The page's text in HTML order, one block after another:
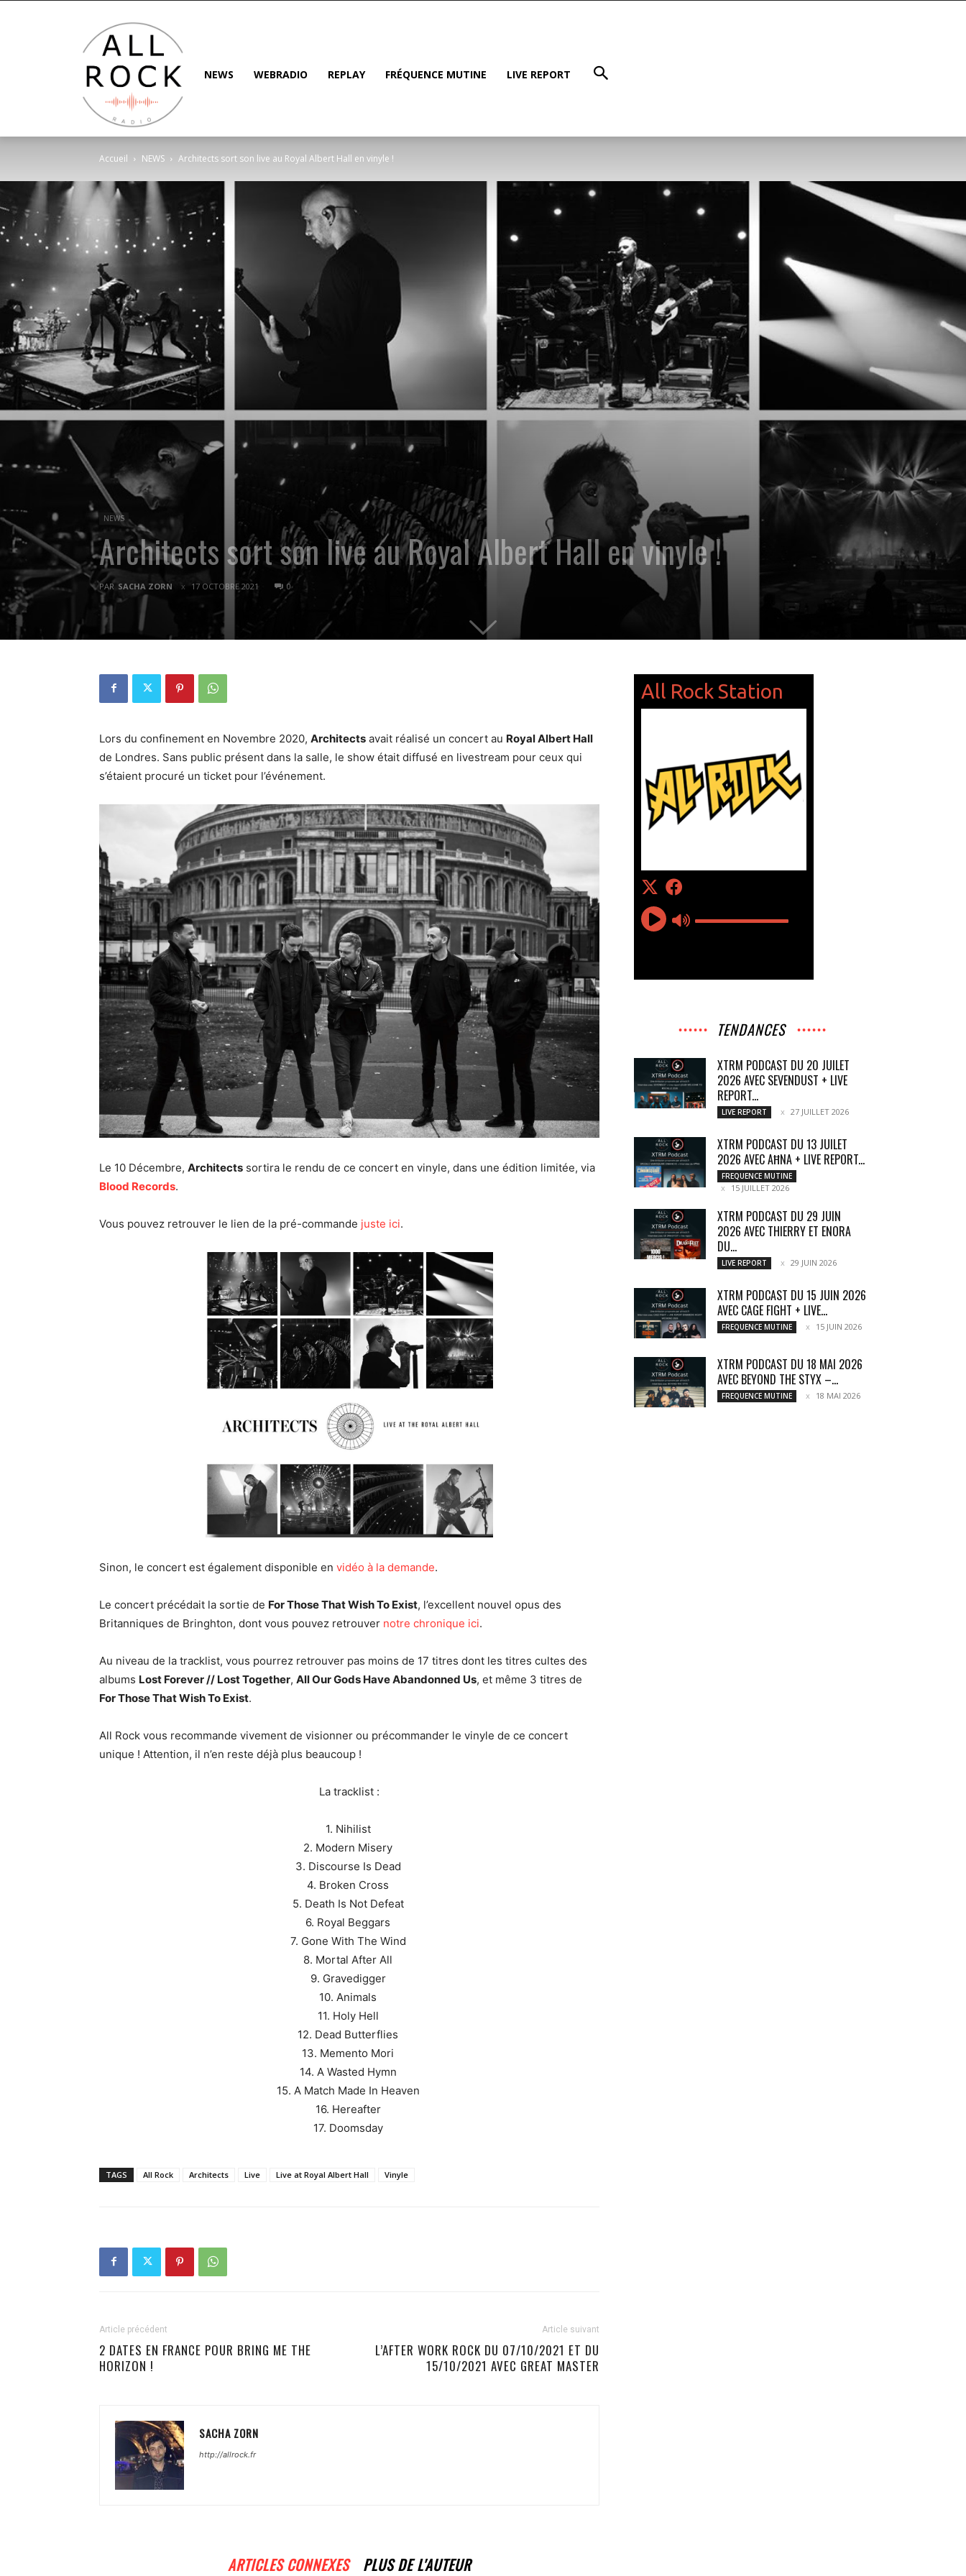
NEWS WEBRADIO REPLAY FRÉQUENCE MUTINE LIVE REPORT
Accueil NEWS Architects sort son live au Royal Albert Hall en vinyle !
NEWS
Architects sort son live au Royal Albert Hall en vinyle !
PAR SACHA ZORN 17 OCTOBRE 2021 0
Lors du confinement en Novembre 2020, Architects avait réalisé un concert au Royal Albert Hall
de Londres. Sans public présent dans la salle, le show était diffusé en livestream pour ceux qui
s’étaient procuré un ticket pour l’événement.
Le 10 Décembre, Architects sortira le rendu de ce concert en vinyle, dans une édition limitée, via
Blood Records.
Vous pouvez retrouver le lien de la pré-commande juste ici.
Sinon, le concert est également disponible en vidéo à la demande.
Le concert précédait la sortie de For Those That Wish To Exist, l’excellent nouvel opus des
Britanniques de Bringhton, dont vous pouvez retrouver notre chronique ici.
Au niveau de la tracklist, vous pourrez retrouver pas moins de 17 titres dont les titres cultes des
albums Lost Forever // Lost Together, All Our Gods Have Abandonned Us, et même 3 titres de
For Those That Wish To Exist.
All Rock vous recommande vivement de visionner ou précommander le vinyle de ce concert
unique ! Attention, il n’en reste déjà plus beaucoup !
La tracklist :
1. Nihilist
2. Modern Misery
3. Discourse Is Dead
4. Broken Cross
5. Death Is Not Defeat
6. Royal Beggars
7. Gone With The Wind
8. Mortal After All
9. Gravedigger
10. Animals
11. Holy Hell
12. Dead Butterflies
13. Memento Mori
14. A Wasted Hymn
15. A Match Made In Heaven
16. Hereafter
17. Doomsday
TAGS All Rock Architects Live Live at Royal Albert Hall Vinyle
Article précédent
2 DATES EN FRANCE POUR BRING ME THE
HORIZON !
Article suivant
L’AFTER WORK ROCK DU 07/10/2021 ET DU
15/10/2021 AVEC GREAT MASTER
SACHA ZORN
http://allrock.fr
ARTICLES CONNEXES PLUS DE L'AUTEUR
TENDANCES
XTRM PODCAST DU 20 JUILET
2026 AVEC SEVENDUST + LIVE
REPORT...
LIVE REPORT 27 JUILLET 2026
XTRM PODCAST DU 13 JUILET
2026 AVEC AĦNA + LIVE REPORT...
FREQUENCE MUTINE
15 JUILLET 2026
XTRM PODCAST DU 29 JUIN
2026 AVEC THIERRY ET ENORA
DU...
LIVE REPORT 29 JUIN 2026
XTRM PODCAST DU 15 JUIN 2026
AVEC CAGE FIGHT + LIVE...
FREQUENCE MUTINE 15 JUIN 2026
XTRM PODCAST DU 18 MAI 2026
AVEC BEYOND THE STYX –...
FREQUENCE MUTINE 18 MAI 2026